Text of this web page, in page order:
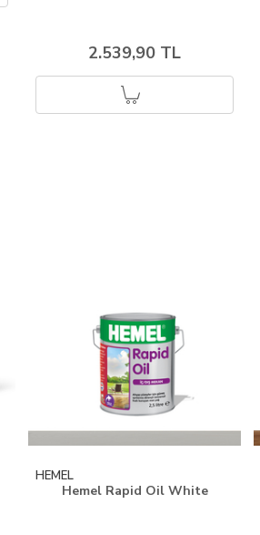
2.539,90 TL
HEMEL
Hemel Rapid Oil White